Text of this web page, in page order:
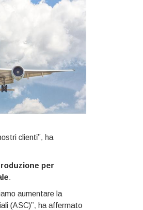
clienti”, ha
per
.
aumentare la
(ASC)”, ha affermato